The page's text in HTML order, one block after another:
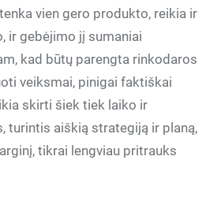
vien gero produkto, reikia ir
ir gebėjimo jį sumaniai
kad būtų parengta rinkodaros
veiksmai, pinigai faktiškai
skirti šiek tiek laiko ir
turintis aiškią strategiją ir planą,
tikrai lengviau pritrauks